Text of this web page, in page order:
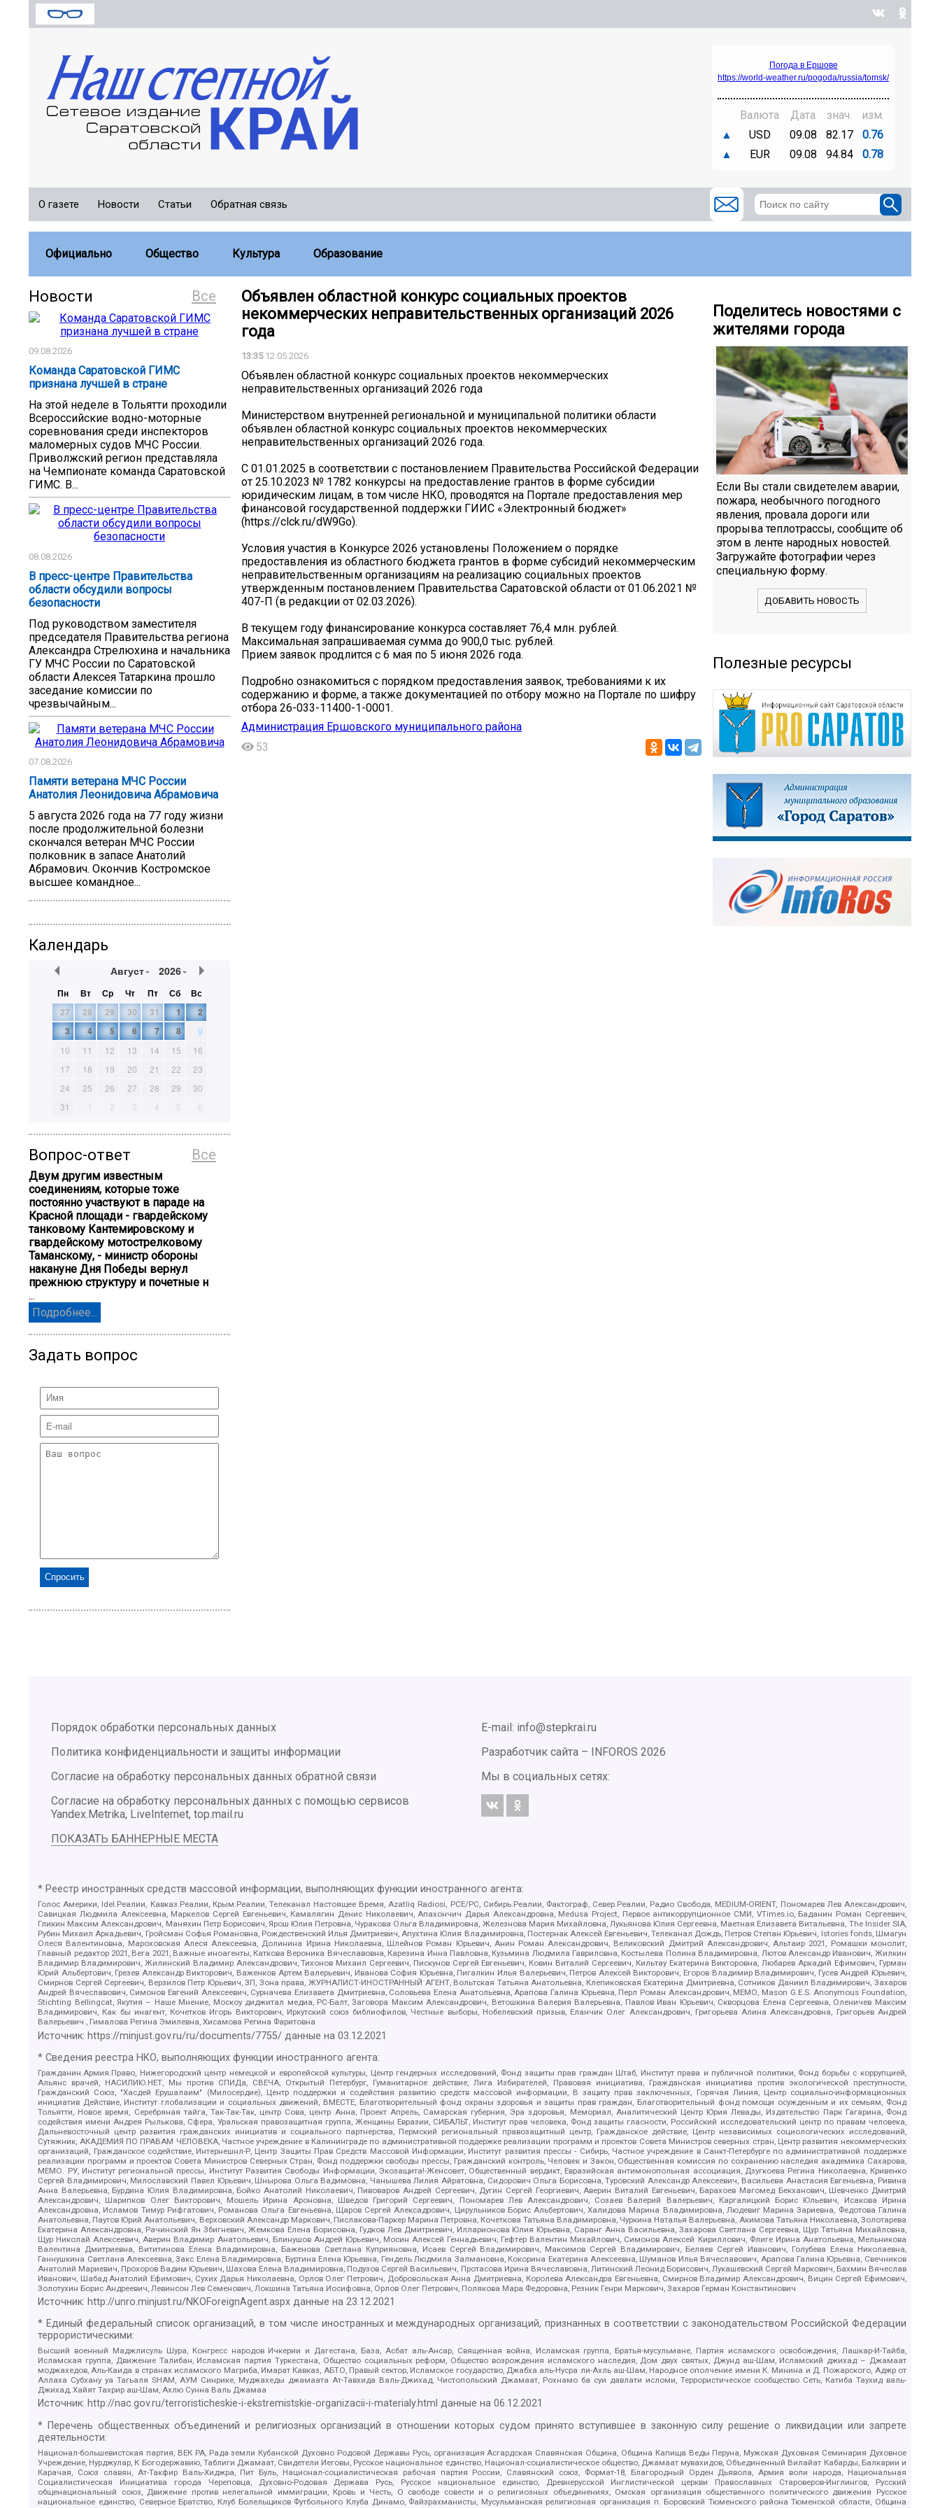
Погода в Ершове
https://world-weather.ru/pogoda/russia/tomsk/
Валюта Дата знач.
изм.
▲
USD 09.08 82.17
0.76
▲
EUR 09.08 94.84 0.78
О газете Новости Статьи Обратная связь
Официально Общество Культура Образование
Все
Новости
09.08.2026
Команда Саратовской ГИМС
признана лучшей в стране
На этой неделе в Тольятти проходили
Всероссийские водно-моторные
соревнования среди инспекторов
маломерных судов МЧС России.
Приволжский регион представляла
на Чемпионате команда Саратовской
ГИМС. В...
08.08.2026
В пресс-центре Правительства
области обсудили вопросы
безопасности
Под руководством заместителя
председателя Правительства региона
Александра Стрелюхина и начальника
ГУ МЧС России по Саратовской
области Алексея Татаркина прошло
заседание комиссии по
чрезвычайным...
07.08.2026
Памяти ветерана МЧС России
Анатолия Леонидовича Абрамовича
5 августа 2026 года на 77 году жизни
после продолжительной болезни
скончался ветеран МЧС России
полковник в запасе Анатолий
Абрамович. Окончив Костромское
высшее командное...
Календарь
Август 2026
Пн Вт Ср Чт Пт Сб
Вс
27
28 29 30 31 1
2
3
4 5 6 7 8
9
10
11 12 13 14 15
16
17
18 19 20 21 22
23
24
25 26 27 28 29
30
31
1 2 3 4 5 6
Все
Вопрос-ответ
Двум другим известным
соединениям, которые тоже
постоянно участвуют в параде на
Красной площади - гвардейскому
танковому Кантемировскому и
гвардейскому мотострелковому
Таманскому, - министр обороны
накануне Дня Победы вернул
прежнюю структуру и почетные н
...
Подробнее...
Задать вопрос
Объявлен областной конкурс социальных проектов
некоммерческих неправительственных организаций 2026
года
13:3512.05.2026
Объявлен областной конкурс социальных проектов некоммерческих
неправительственных организаций 2026 года
Министерством внутренней региональной и муниципальной политики области
объявлен областной конкурс социальных проектов некоммерческих
неправительственных организаций 2026 года.
С 01.01.2025 в соответствии с постановлением Правительства Российской Федерации
от 25.10.2023 № 1782 конкурсы на предоставление грантов в форме субсидии
юридическим лицам, в том числе НКО, проводятся на Портале предоставления мер
финансовой государственной поддержки ГИИС «Электронный бюджет»
(https://clck.ru/dW9Go).
Условия участия в Конкурсе 2026 установлены Положением о порядке
предоставления из областного бюджета грантов в форме субсидий некоммерческим
неправительственным организациям на реализацию социальных проектов
утвержденным постановлением Правительства Саратовской области от 01.06.2021 №
407-П (в редакции от 02.03.2026).
В текущем году финансирование конкурса составляет 76,4 млн. рублей.
Максимальная запрашиваемая сумма до 900,0 тыс. рублей.
Прием заявок продлится с 6 мая по 5 июня 2026 года.
Подробно ознакомиться с порядком предоставления заявок, требованиями к их
содержанию и форме, а также документацией по отбору можно на Портале по шифру
отбора 26-033-11400-1-0001.
Администрация Ершовского муниципального района
53
Поделитесь новостями с
жителями города
Если Вы стали свидетелем аварии,
пожара, необычного погодного
явления, провала дороги или
прорыва теплотрассы, сообщите об
этом в ленте народных новостей.
Загружайте фотографии через
специальную форму.
ДОБАВИТЬ НОВОСТЬ
Полезные ресурсы
Порядок обработки персональных данных
Политика конфиденциальности и защиты информации
Согласие на обработку персональных данных обратной связи
Согласие на обработку персональных данных с помощью сервисов
Yandex.Metrika, LiveInternet, top.mail.ru
ПОКАЗАТЬ БАННЕРНЫЕ МЕСТА
E-mail: info@stepkrai.ru
Разработчик сайта – INFOROS 2026
Мы в социальных сетях:
* Реестр иностранных средств массовой информации, выполняющих функции иностранного агента:
Голос Америки, Idel.Реалии, Кавказ.Реалии, Крым.Реалии, Телеканал Настоящее Время, Azatliq Radiosi, PCE/PC, Сибирь.Реалии, Фактограф, Север.Реалии, Радио Свобода, MEDIUM-ORIENT, Пономарев Лев Александрович,
Савицкая Людмила Алексеевна, Маркелов Сергей Евгеньевич, Камалягин Денис Николаевич, Апахончич Дарья Александровна, Medusa Project, Первое антикоррупционное СМИ, VTimes.io, Баданин Роман Сергеевич,
Гликин Максим Александрович, Маняхин Петр Борисович, Ярош Юлия Петровна, Чуракова Ольга Владимировна, Железнова Мария Михайловна, Лукьянова Юлия Сергеевна, Маетная Елизавета Витальевна, The Insider SIA,
Рубин Михаил Аркадьевич, Гройсман Софья Романовна, Рождественский Илья Дмитриевич, Апухтина Юлия Владимировна, Постернак Алексей Евгеньевич, Телеканал Дождь, Петров Степан Юрьевич, Istories fonds, Шмагун
Олеся Валентиновна, Мароховская Алеся Алексеевна, Долинина Ирина Николаевна, Шлейнов Роман Юрьевич, Анин Роман Александрович, Великовский Дмитрий Александрович, Альтаир 2021, Ромашки монолит,
Главный редактор 2021, Вега 2021, Важные иноагенты, Каткова Вероника Вячеславовна, Карезина Инна Павловна, Кузьмина Людмила Гавриловна, Костылева Полина Владимировна, Лютов Александр Иванович, Жилкин
Владимир Владимирович, Жилинский Владимир Александрович, Тихонов Михаил Сергеевич, Пискунов Сергей Евгеньевич, Ковин Виталий Сергеевич, Кильтау Екатерина Викторовна, Любарев Аркадий Ефимович, Гурман
Юрий Альбертович, Грезев Александр Викторович, Важенков Артем Валерьевич, Иванова София Юрьевна, Пигалкин Илья Валерьевич, Петров Алексей Викторович, Егоров Владимир Владимирович, Гусев Андрей Юрьевич,
Смирнов Сергей Сергеевич, Верзилов Петр Юрьевич, ЗП, Зона права, ЖУРНАЛИСТ-ИНОСТРАННЫЙ АГЕНТ, Вольтская Татьяна Анатольевна, Клепиковская Екатерина Дмитриевна, Сотников Даниил Владимирович, Захаров
Андрей Вячеславович, Симонов Евгений Алексеевич, Сурначева Елизавета Дмитриевна, Соловьева Елена Анатольевна, Арапова Галина Юрьевна, Перл Роман Александрович, МЕМО, Mason G.E.S. Anonymous Foundation,
Stichting Bellingcat, Якутия – Наше Мнение, Москоу диджитал медиа, РС-Балт, Заговора Максим Александрович, Ветошкина Валерия Валерьевна, Павлов Иван Юрьевич, Скворцова Елена Сергеевна, Оленичев Максим
Владимирович, Как бы инагент, Кочетков Игорь Викторович, Иркутский союз библиофилов, Честные выборы, Нобелевский призыв, Еланчик Олег Александрович, Григорьева Алина Александровна, Григорьев Андрей
Валерьевич , Гималова Регина Эмилевна, Хисамова Регина Фаритовна
Источник: https://minjust.gov.ru/ru/documents/7755/ данные на03.12.2021
* Сведения реестра НКО, выполняющих функции иностранного агента:
Гражданин.Армия.Право, Нижегородский центр немецкой и европейской культуры, Центр гендерных исследований, Фонд защиты прав граждан Штаб, Институт права и публичной политики, Фонд борьбы с коррупцией,
Альянс врачей, НАСИЛИЮ.НЕТ, Мы против СПИДа, СВЕЧА, Открытый Петербург, Гуманитарное действие, Лига Избирателей, Правовая инициатива, Гражданская инициатива против экологической преступности,
Гражданский Союз, "Хасдей Ерушалаим" (Милосердие), Центр поддержки и содействия развитию средств массовой информации, В защиту прав заключенных, Горячая Линия, Центр социально-информационных
инициатив Действие, Институт глобализации и социальных движений, ВМЕСТЕ, Благотворительный фонд охраны здоровья и защиты прав граждан, Благотворительный фонд помощи осужденным и их семьям, Фонд
Тольятти, Новое время, Серебряная тайга, Так-Так-Так, центр Сова, центр Анна, Проект Апрель, Самарская губерния, Эра здоровья, Мемориал, Аналитический Центр Юрия Левады, Издательство Парк Гагарина, Фонд
содействия имени Андрея Рылькова, Сфера, Уральская правозащитная группа, Женщины Евразии, СИБАЛЬТ, Институт прав человека, Фонд защиты гласности, Российский исследовательский центр по правам человека,
Дальневосточный центр развития гражданских инициатив и социального партнерства, Пермский региональный правозащитный центр, Гражданское действие, Центр независимых социологических исследований,
Сутяжник, АКАДЕМИЯ ПО ПРАВАМ ЧЕЛОВЕКА, Частное учреждение в Калининграде по административной поддержке реализации программ и проектов Совета Министров северных стран, Центр развития некоммерческих
организаций, Гражданское содействие, Интернешнл-Р, Центр Защиты Прав Средств Массовой Информации, Институт развития прессы - Сибирь, Частное учреждение в Санкт-Петербурге по административной поддержке
реализации программ и проектов Совета Министров Северных Стран, Фонд поддержки свободы прессы, Гражданский контроль, Человек и Закон, Общественная комиссия по сохранению наследия академика Сахарова,
МЕМО. РУ, Институт региональной прессы, Институт Развития Свободы Информации, Экозащита!-Женсовет, Общественный вердикт, Евразийская антимонопольная ассоциация, Дзугкоева Регина Николаевна, Кривенко
Сергей Владимирович, Милославский Павел Юрьевич, Шнырова Ольга Вадимовна, Чанышева Лилия Айратовна, Сидорович Ольга Борисовна, Туровский Александр Алексеевич, Васильева Анастасия Евгеньевна, Ривина
Анна Валерьевна, Бурдина Юлия Владимировна, Бойко Анатолий Николаевич, Пивоваров Андрей Сергеевич, Дугин Сергей Георгиевич, Аверин Виталий Евгеньевич, Барахоев Магомед Бекханович, Шевченко Дмитрий
Александрович, Шарипков Олег Викторович, Мошель Ирина Ароновна, Шведов Григорий Сергеевич, Пономарев Лев Александрович, Созаев Валерий Валерьевич, Каргалицкий Борис Юльевич, Исакова Ирина
Александровна, Исламов Тимур Рифгатович, Романова Ольга Евгеньевна, Щаров Сергей Алексадрович, Цирульников Борис Альбертович, Халидова Марина Владимировна, Людевиг Марина Зариевна, Федотова Галина
Анатольевна, Паутов Юрий Анатольевич, Верховский Александр Маркович, Пислакова-Паркер Марина Петровна, Кочеткова Татьяна Владимировна, Чуркина Наталья Валерьевна, Акимова Татьяна Николаевна, Золотарева
Екатерина Александровна, Рачинский Ян Збигневич, Жемкова Елена Борисовна, Гудков Лев Дмитриевич, Илларионова Юлия Юрьевна, Саранг Анна Васильевна, Захарова Светлана Сергеевна, Щур Татьяна Михайловна,
Щур Николай Алексеевич, Аверин Владимир Анатольевич, Блинушов Андрей Юрьевич, Мосин Алексей Геннадьевич, Гефтер Валентин Михайлович, Симонов Алексей Кириллович, Флиге Ирина Анатольевна, Мельникова
Валентина Дмитриевна, Вититинова Елена Владимировна, Баженова Светлана Куприяновна, Исаев Сергей Владимирович, Максимов Сергей Владимирович, Беляев Сергей Иванович, Голубева Елена Николаевна,
Ганнушкина Светлана Алексеевна, Закс Елена Владимировна, Буртина Елена Юрьевна, Гендель Людмила Залмановна, Кокорина Екатерина Алексеевна, Шуманов Илья Вячеславович, Арапова Галина Юрьевна, Свечников
Анатолий Мариевич, Прохоров Вадим Юрьевич, Шахова Елена Владимировна, Подузов Сергей Васильевич, Протасова Ирина Вячеславовна, Литинский Леонид Борисович, Лукашевский Сергей Маркович, Бахмин Вячеслав
Иванович, Шабад Анатолий Ефимович, Сухих Дарья Николаевна, Орлов Олег Петрович, Добровольская Анна Дмитриевна, Королева Александра Евгеньевна, Смирнов Владимир Александрович, Вицин Сергей Ефимович,
Золотухин Борис Андреевич, Левинсон Лев Семенович, Локшина Татьяна Иосифовна, Орлов Олег Петрович, Полякова Мара Федоровна, Резник Генри Маркович, Захаров Герман Константинович
Источник: http://unro.minjust.ru/NKOForeignAgent.aspx данные на23.12.2021
* Единый федеральный список организаций, в том числе иностранных и международных организаций, признанных в соответствии с законодательством Российской Федерации
террористическими:
Высший военный Маджлисуль Шура, Конгресс народов Ичкерии и Дагестана, База, Асбат аль-Ансар, Священная война, Исламская группа, Братья-мусульмане, Партия исламского освобождения, Лашкар-И-Тайба,
Исламская группа, Движение Талибан, Исламская партия Туркестана, Общество социальных реформ, Общество возрождения исламского наследия, Дом двух святых, Джунд аш-Шам, Исламский джихад – Джамаат
моджахедов, Аль-Каида в странах исламского Магриба, Имарат Кавказ, АБТО, Правый сектор, Исламское государство, Джабха аль-Нусра ли-Ахль аш-Шам, Народное ополчение имени К. Минина и Д. Пожарского, Аджр от
Аллаха Субхану уа Тагьаля SHAM, АУМ Синрике, Муджахеды джамаата Ат-Тавхида Валь-Джихад, Чистопольский Джамаат, Рохнамо ба суи давлати исломи, Террористическое сообщество Сеть, Катиба Таухид валь-
Джихад, Хайят Тахрир аш-Шам, Ахлю Сунна Валь Джамаа
Источник:http://nac.gov.ru/terroristicheskie-i-ekstremistskie-organizacii-i-materialy.html данные на06.12.2021
* Перечень общественных объединений и религиозных организаций в отношении которых судом принято вступившее в законную силу решение о ликвидации или запрете
деятельности:
Национал-большевистская партия, ВЕК РА, Рада земли Кубанской Духовно Родовой Державы Русь, организация Асгардская Славянская Община, Община Капища Веды Перуна, Мужская Духовная Семинария Духовное
Учреждение, Нурджулар, К Богодержавию, Таблиги Джамаат, Свидетели Иеговы, Русское национальное единство, Национал-социалистическое общество, Джамаат мувахидов, Объединенный Вилайат Кабарды, Балкарии и
Карачая, Союз славян, Ат-Такфир Валь-Хиджра, Пит Буль, Национал-социалистическая рабочая партия России, Славянский союз, Формат-18, Благородный Орден Дьявола, Армия воли народа, Национальная
Социалистическая Инициатива города Череповца, Духовно-Родовая Держава Русь, Русское национальное единство, Древнерусской Инглистической церкви Православных Староверов-Инглингов, Русский
общенациональный союз, Движение против нелегальной иммиграции, Кровь и Честь, О свободе совести и о религиозных объединениях, Омская организация общественного политического движения Русское
национальное единство, Северное Братство, Клуб Болельщиков Футбольного Клуба Динамо, Файзрахманисты, Мусульманская религиозная организация п. Боровский Тюменского района Тюменской области, Община